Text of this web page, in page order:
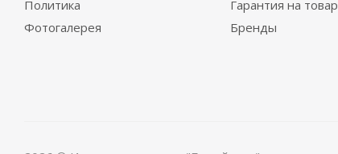
Политика
Фотогалерея
Гарантия на товар
Бренды